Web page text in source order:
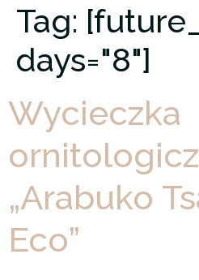
Tag:
days="8"]
Wycieczka
„Arabuko
Eco”